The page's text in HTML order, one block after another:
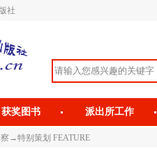
社
获奖图书 派出所工作
→特别策划 FEATURE